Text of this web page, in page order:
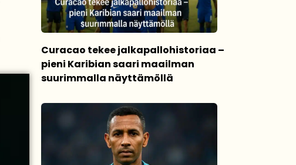
Curacao tekee jalkapallohistoriaa –
pieni Karibian saari maailman
suurimmalla näyttämöllä